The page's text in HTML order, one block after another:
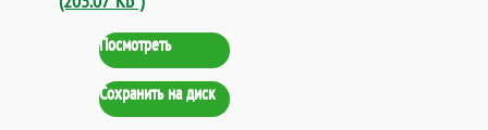
Посмотреть
Сохранить на диск